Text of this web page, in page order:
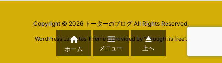
Copyright © 2026 トーターのブログ All Rights Reserved.
WordPress Luxeritas Theme is provided by "Thought is free".

ホーム

メニュー

上へ